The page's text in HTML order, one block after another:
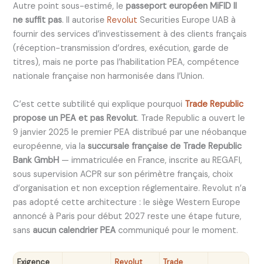
Autre point sous-estimé, lepasseport européen MiFID II
ne suffit pas. Il autoriseRevolut Securities Europe UAB à
fournir des services d’investissement à des clients français
(réception-transmission d’ordres, exécution, garde de
titres), mais ne porte pas l’habilitation PEA, compétence
nationale française non harmonisée dans l’Union.
C’est cette subtilité qui explique pourquoi Trade Republic
propose un PEA et pas Revolut. Trade Republic a ouvert le
9 janvier 2025 le premier PEA distribué par une néobanque
européenne, via lasuccursale française de Trade Republic
Bank GmbH — immatriculée en France, inscrite au REGAFI,
sous supervision ACPR sur son périmètre français, choix
d’organisation et non exception réglementaire. Revolut n’a
pas adopté cette architecture : le siège Western Europe
annoncé à Paris pour début 2027 reste une étape future,
sans aucun calendrier PEA communiqué pour le moment.